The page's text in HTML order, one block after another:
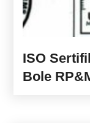
ISO
Bole